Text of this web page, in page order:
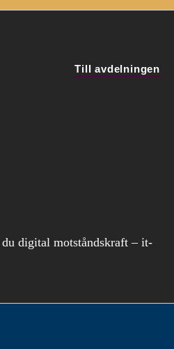
Till avdelningen
du digital motståndskraft – it-